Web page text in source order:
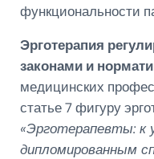
функциональности
Эрготерапия
законами и
медицинских
статье 7 фигуру
«Эрготерапевты: к
дипломированным